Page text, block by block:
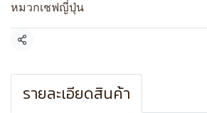
หมวกเชฟญี่ปุ่น
แชร์
รายละเอียดสินค้า